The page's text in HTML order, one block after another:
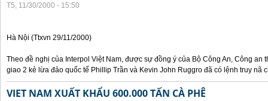
T5, 11/30/2000 - 15:50
Hà Nội (Ttxvn 29/11/2000)
Theo đề nghị của Interpol Việt Nam, được sự đồng ý của Bộ Công An, Công an
giao 2 kẻ lừa đảo quốc tế Phillip Trần và Kevin John Ruggro đã có lệnh truy nã
VIET NAM XUẤT KHẨU 600.000 TẤN CÀ PHÊ